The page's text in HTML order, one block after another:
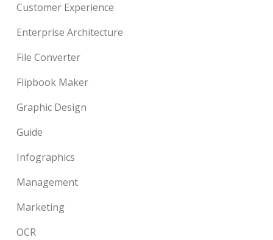
Customer Experience
Enterprise Architecture
File Converter
Flipbook Maker
Graphic Design
Guide
Infographics
Management
Marketing
OCR